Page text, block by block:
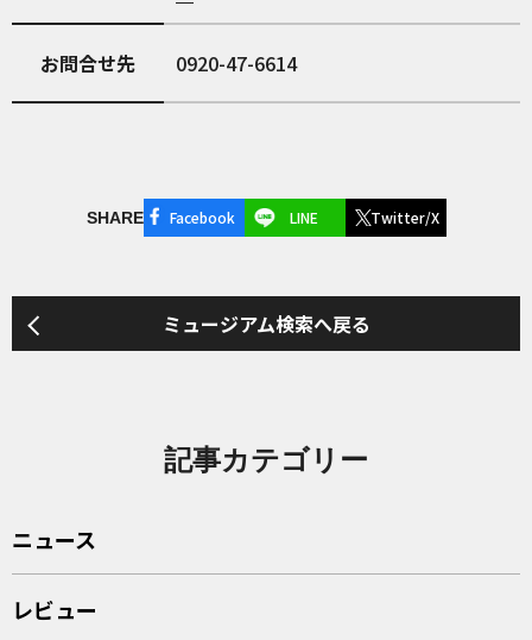
お問合せ先 0920-47-6614
SHARE Facebook LINE Twitter/X
ミュージアム検索へ戻る
記事カテゴリー
ニュース
レビュー